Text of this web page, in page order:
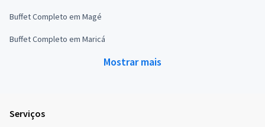
Buffet Completo em Magé
Buffet Completo em Maricá
Mostrar mais
Serviços